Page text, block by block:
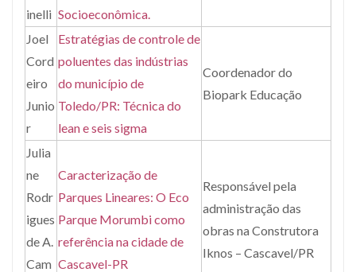
inelli Socioeconômica.
Joel
Cord
eiro
Junio
r
Estratégias de controle de
poluentes das indústrias
do município de
Toledo/PR: Técnica do
lean e seis sigma
Coordenador do
Biopark Educação
Julia
ne
Rodr
igues
de A.
Cam
Caracterização de
Parques Lineares: O Eco
Parque Morumbi como
referência na cidade de
Cascavel-PR
Responsável pela
administração das
obras na Construtora
Iknos – Cascavel/PR